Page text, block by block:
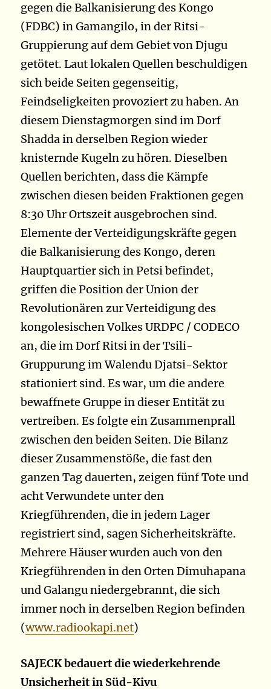
gegen die Balkanisierung des Kongo
(FDBC) in Gamangilo, in der Ritsi-
Gruppierung auf dem Gebiet von Djugu
getötet. Laut lokalen Quellen beschuldigen
sich beide Seiten gegenseitig,
Feindseligkeiten provoziert zu haben. An
diesem Dienstagmorgen sind im Dorf
Shadda in derselben Region wieder
knisternde Kugeln zu hören. Dieselben
Quellen berichten, dass die Kämpfe
zwischen diesen beiden Fraktionen gegen
8:30 Uhr Ortszeit ausgebrochen sind.
Elemente der Verteidigungskräfte gegen
die Balkanisierung des Kongo, deren
Hauptquartier sich in Petsi befindet,
griffen die Position der Union der
Revolutionären zur Verteidigung des
kongolesischen Volkes URDPC / CODECO
an, die im Dorf Ritsi in der Tsili-
Gruppurung im Walendu Djatsi-Sektor
stationiert sind. Es war, um die andere
bewaffnete Gruppe in dieser Entität zu
vertreiben. Es folgte ein Zusammenprall
zwischen den beiden Seiten. Die Bilanz
dieser Zusammenstöße, die fast den
ganzen Tag dauerten, zeigen fünf Tote und
acht Verwundete unter den
Kriegführenden, die in jedem Lager
registriert sind, sagen Sicherheitskräfte.
Mehrere Häuser wurden auch von den
Kriegführenden in den Orten Dimuhapana
und Galangu niedergebrannt, die sich
immer noch in derselben Region befinden
(www.radiookapi.net)
SAJECK bedauert die wiederkehrende
Unsicherheit in Süd-Kivu